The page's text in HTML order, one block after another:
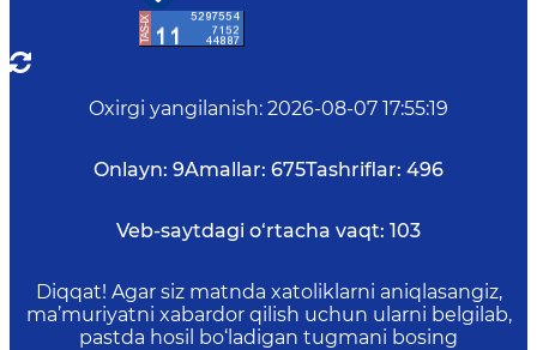
Oxirgi yangilanish: 2026-08-07 17:55:19
Onlayn: 9Amallar: 675Tashriflar: 496
Veb-saytdagi o‘rtacha vaqt: 103
Diqqat! Agar siz matnda xatoliklarni aniqlasangiz,
ma’muriyatni xabardor qilish uchun ularni belgilab,
pastda hosil bo‘ladigan tugmani bosing